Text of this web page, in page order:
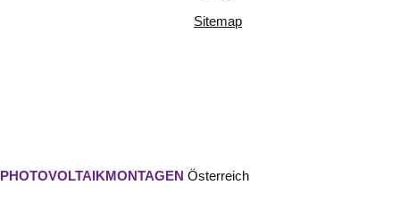
Sitemap
PHOTOVOLTAIKMONTAGEN Österreich